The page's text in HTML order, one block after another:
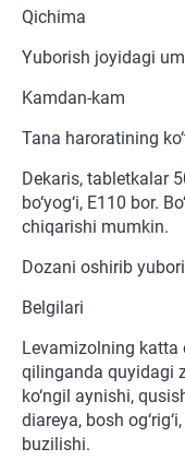
Qichima
Yuborish joyidagi
Kamdan-kam
Tana haroratining
Dekaris, tabletkalar
bo‘yog‘i, E110 bor.
chiqarishi mumkin.
Dozani oshirib
Belgilari
Levamizolning katta
qilinganda quyidagi
ko‘ngil aynishi,
diareya, bosh
buzilishi.